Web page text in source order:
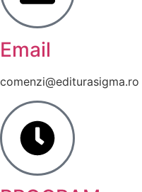
Email
comenzi@editurasigma.ro